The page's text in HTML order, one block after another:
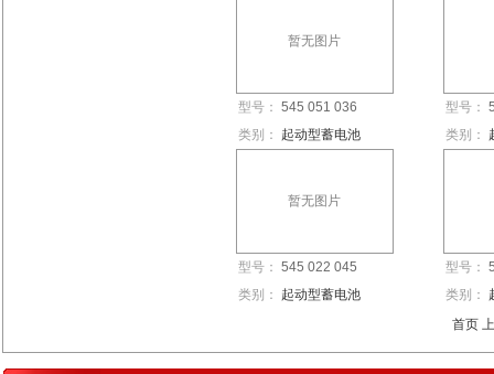
暂无图片
型号： 545 051 036
类别：
起动型蓄电池
型号：
类别：
暂无图片
型号： 545 022 045
类别：
起动型蓄电池
型号：
类别：
首页